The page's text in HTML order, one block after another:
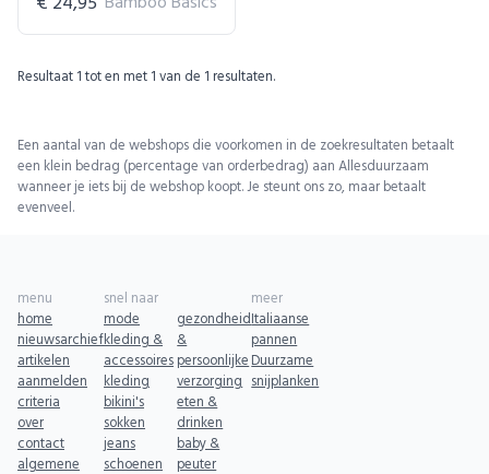
Resultaat 1tot en met 1 van de 1 resultaten.
Een aantal van de webshops die voorkomen in de zoekresultaten betaalt
een klein bedrag (percentage van orderbedrag) aan Allesduurzaam
wanneer je iets bij de webshop koopt. Je steunt ons zo, maar betaalt
evenveel.
menu
home
nieuwsarchief
artikelen
aanmelden
criteria
over
contact
algemene
snel naar
mode
kleding &
accessoires
kleding
bikini's
sokken
jeans
schoenen
gezondheid
&
persoonlijke
verzorging
eten &
drinken
baby &
peuter
meer
Italiaanse
pannen
Duurzame
snijplanken